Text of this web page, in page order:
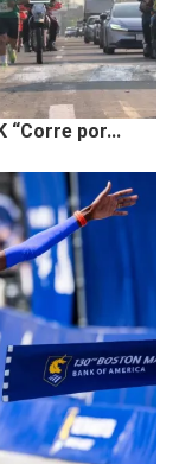
“Corre por...